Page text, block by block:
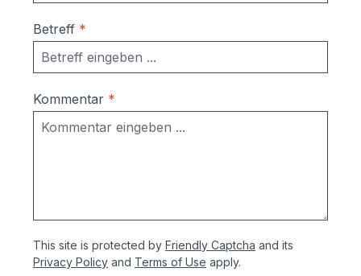
Austausch im Falle einer Beschädigung
durch Laien möglich
Korrosionsschutzmaßnahmen (Angaben
vom Hersteller):- Kästen aus
sendzimierverzinktem Stahl (verformbar
ohne Abspringen der Beschichtung,
chromatiert- Zusätzlich erhalten alle
Aluminium- und Stahlteile, Ausnahme
Betreff *
Kommentar *
This site is protected by Friendly Captcha and its
Privacy Policy and Terms of Use apply.